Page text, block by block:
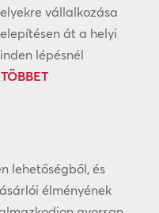
vállalkozása
át a helyi
lépésnél
lehetőségből, és
élményének